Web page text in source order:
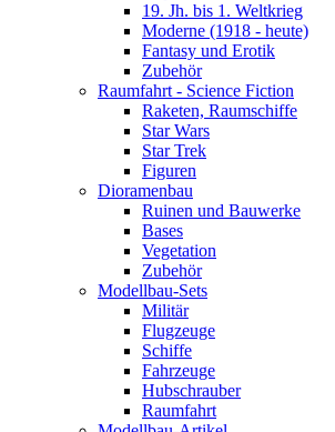
19. Jh. bis 1. Weltkrieg
Moderne (1918 - heute)
Fantasy und Erotik
Zubehör
Raumfahrt - Science Fiction
Raketen, Raumschiffe
Star Wars
Star Trek
Figuren
Dioramenbau
Ruinen und Bauwerke
Bases
Vegetation
Zubehör
Modellbau-Sets
Militär
Flugzeuge
Schiffe
Fahrzeuge
Hubschrauber
Raumfahrt